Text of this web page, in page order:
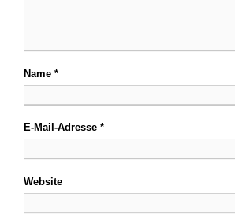
Name *
E-Mail-Adresse *
Website